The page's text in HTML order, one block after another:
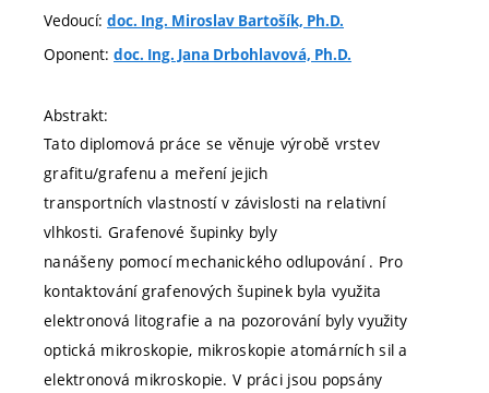
Vedoucí: doc. Ing. Miroslav Bartošík, Ph.D.
Oponent: doc. Ing. Jana Drbohlavová, Ph.D.
Abstrakt:
Tato diplomová práce se věnuje výrobě vrstev
grafitu/grafenu a meření jejich
transportních vlastností v závislosti na relativní
vlhkosti. Grafenové šupinky byly
nanášeny pomocí mechanického odlupování . Pro
kontaktování grafenových šupinek byla využita
elektronová litografie a na pozorování byly využity
optická mikroskopie, mikroskopie atomárních sil a
elektronová mikroskopie. V práci jsou popsány